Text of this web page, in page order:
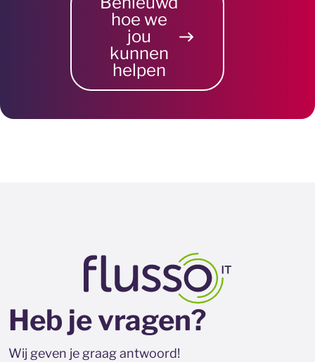
hoe we
jou
kunnen
helpen
Heb je vragen?
Wij geven je graag antwoord!